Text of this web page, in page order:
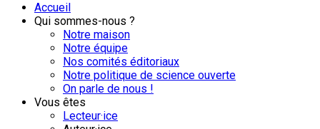
Accueil
Qui sommes-nous ?
Notre maison
Notre équipe
Nos comités éditoriaux
Notre politique de science ouverte
On parle de nous !
Vous êtes
Lecteur·ice